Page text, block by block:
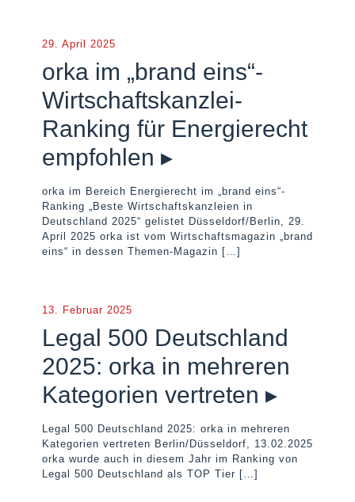
29. April 2025
orka im „brand eins“-
Wirtschaftskanzlei-
Ranking für Energierecht
empfohlen ▸
orka im Bereich Energierecht im „brand eins“-
Ranking „Beste Wirtschaftskanzleien in
Deutschland 2025“ gelistet Düsseldorf/Berlin, 29.
April 2025 orka ist vom Wirtschaftsmagazin „brand
eins“ in dessen Themen-Magazin […]
13. Februar 2025
Legal 500 Deutschland
2025: orka in mehreren
Kategorien vertreten ▸
Legal 500 Deutschland 2025: orka in mehreren
Kategorien vertreten Berlin/Düsseldorf, 13.02.2025
orka wurde auch in diesem Jahr im Ranking von
Legal 500 Deutschland als TOP Tier […]